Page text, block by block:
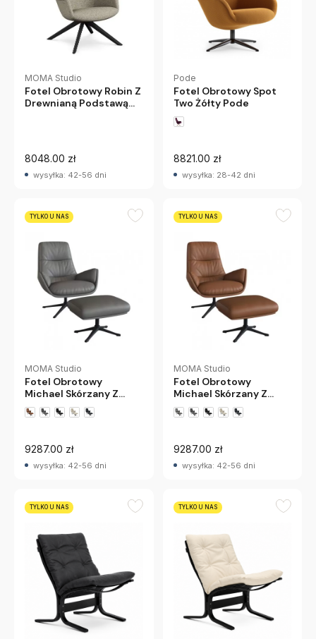
MOMA Studio
Fotel Obrotowy Robin Z
Drewnianą Podstawą
8048.00 zł
wysyłka: 42-56 dni
Pode
Fotel Obrotowy Spot
Two Żółty Pode
8821.00 zł
wysyłka: 28-42 dni
TYLKO U NAS
MOMA Studio
Fotel Obrotowy
Michael Skórzany Z
Podnóżkiem
9287.00 zł
wysyłka: 42-56 dni
TYLKO U NAS
MOMA Studio
Fotel Obrotowy
Michael Skórzany Z
Podnóżkiem
9287.00 zł
wysyłka: 42-56 dni
TYLKO U NAS TYLKO U NAS